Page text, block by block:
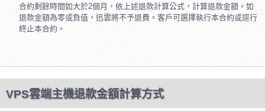
合約剩餘時間如大於2個月，依上述退款計算公式，計算退款金額。如
退款金額為零或負值，迅雲將不予退費。客戶可選擇執行本合約或逕行
終止本合約。
VPS雲端主機退款金額計算方式